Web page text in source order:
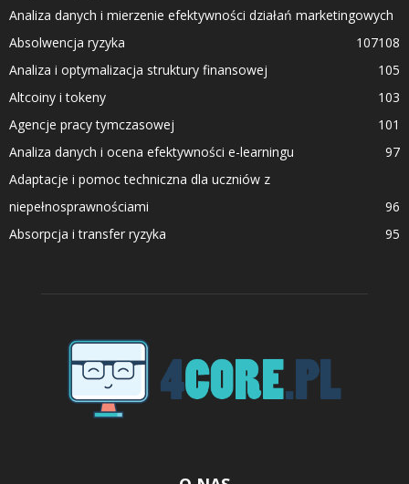
Analiza danych i mierzenie efektywności działań marketingowych
108
Absolwencja ryzyka
107
Analiza i optymalizacja struktury finansowej
105
Altcoiny i tokeny
103
Agencje pracy tymczasowej
101
Analiza danych i ocena efektywności e-learningu
97
Adaptacje i pomoc techniczna dla uczniów z
niepełnosprawnościami
96
Absorpcja i transfer ryzyka
95